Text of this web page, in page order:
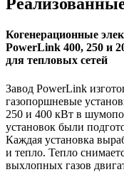
Когенерационные
PowerLink 400, 250 и
для тепловых сетей
Завод PowerLink
газопоршневые
250 и 400 кВт в
установок были
Каждая установка
и тепло. Тепло
выхлопных газов